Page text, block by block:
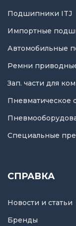
Подшипники ITJ
Импортные
Автомобильные
Ремни
Зап. части для
Пневматическое
Специальные
СПРАВКА
Новости и статьи
Бренды